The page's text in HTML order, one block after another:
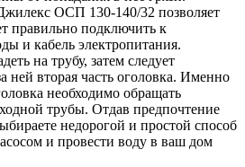
ОСП 130-140/32 позволяет
правильно подключить к
и кабель электропитания.
на трубу, затем следует
ней вторая часть оголовка. Именно
необходимо обращать
трубы. Отдав предпочтение
недорогой и простой способ
и провести воду в ваш дом